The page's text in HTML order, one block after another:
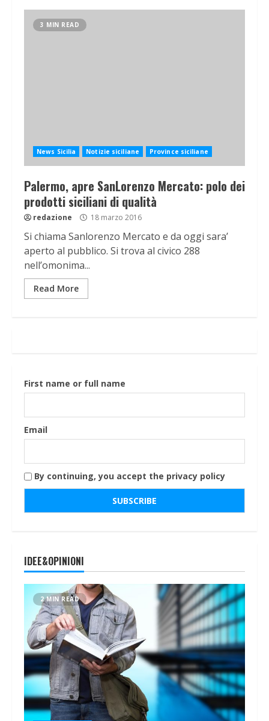
3 MIN READ
News Sicilia Notizie siciliane Province siciliane
Palermo, apre SanLorenzo Mercato: polo dei
prodotti siciliani di qualità
redazione 18 marzo 2016
Si chiama Sanlorenzo Mercato e da oggi sara’
aperto al pubblico. Si trova al civico 288
nell’omonima...
Read More
First name or full name
Email
By continuing, you accept the privacy policy
IDEE&OPINIONI
2 MIN READ